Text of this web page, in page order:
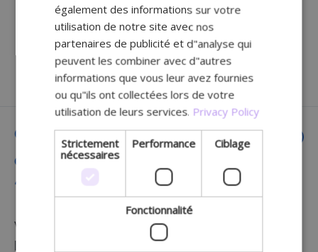
to
overview
Gestion des filiales
Comment puis-je avoir un aperçu
de toutes les filiales de ma société
?
Vous pouvez accéder à un aperçu de toutes
GERMAN
également des informations sur votre
utilisation de notre site avec nos
partenaires de publicité et d"analyse qui
peuvent les combiner avec d"autres
informations que vous leur avez fournies
ou qu"ils ont collectées lors de votre
utilisation de leurs services. Privacy Policy
Strictement
nécessaires
Performance Ciblage
Fonctionnalité